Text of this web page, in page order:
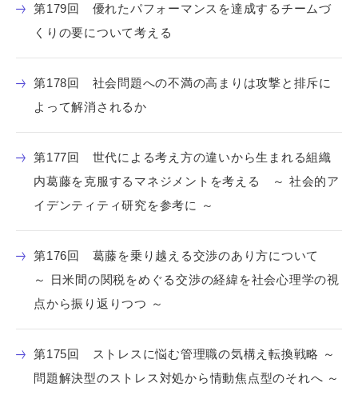
第179回 優れたパフォーマンスを達成するチームづ
くりの要について考える
第178回 社会問題への不満の高まりは攻撃と排斥に
よって解消されるか
第177回 世代による考え方の違いから生まれる組織
内葛藤を克服するマネジメントを考える ～ 社会的ア
イデンティティ研究を参考に ～
第176回 葛藤を乗り越える交渉のあり方について
～ 日米間の関税をめぐる交渉の経緯を社会心理学の視
点から振り返りつつ ～
第175回 ストレスに悩む管理職の気構え転換戦略 ～
問題解決型のストレス対処から情動焦点型のそれへ ～